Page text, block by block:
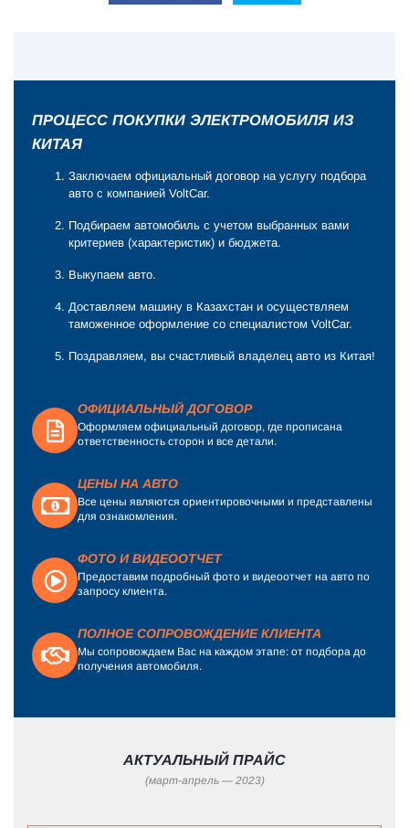
ПРОЦЕСС ПОКУПКИ ЭЛЕКТРОМОБИЛЯ ИЗ
КИТАЯ
Заключаем официальный договор на услугу подбора
авто с компанией VoltCar.
Подбираем автомобиль с учетом выбранных вами
критериев (характеристик) и бюджета.
Выкупаем авто.
Доставляем машину в Казахстан и осуществляем
таможенное оформление со специалистом VoltCar.
Поздравляем, вы счастливый владелец авто из Китая!
ОФИЦИАЛЬНЫЙ ДОГОВОР
Оформляем официальный договор, где прописана
ответственность сторон и все детали.
ЦЕНЫ НА АВТО
Все цены являются ориентировочными и представлены
для ознакомления.
ФОТО И ВИДЕООТЧЕТ
Предоставим подробный фото и видеоотчет на авто по
запросу клиента.
ПОЛНОЕ СОПРОВОЖДЕНИЕ КЛИЕНТА
Мы сопровождаем Вас на каждом этапе: от подбора до
получения автомобиля.
АКТУАЛЬНЫЙ ПРАЙС
(март-апрель — 2023)